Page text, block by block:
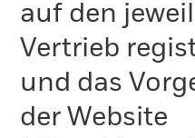
auf den
Vertrieb
und das
der Website